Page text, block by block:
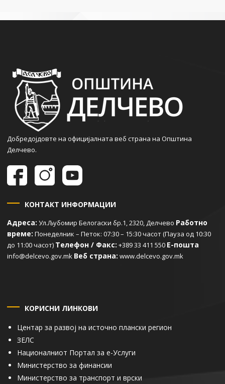
Добредојдовте на официјалната веб страна на Општина
Делчево.
КОНТАКТ ИНФОРМАЦИИ
Адреса: Ул.Љубомир Белогаски бр.1, 2320, Делчево Работно
време: Понеделник – Петок: 07:30 – 15:30 часот (Пауза од 10:30
до 11:00 часот) Телефон / Факс: +389 33 411 550 Е-пошта
info@delcevo.gov.mk Веб страна: www.delcevo.gov.mk
КОРИСНИ ЛИНКОВИ
Центар за развој на источно плански регион
ЗЕЛС
Националниот Портал за е-Услуги
Министерство за финансии
Министерство за транспорт и врски